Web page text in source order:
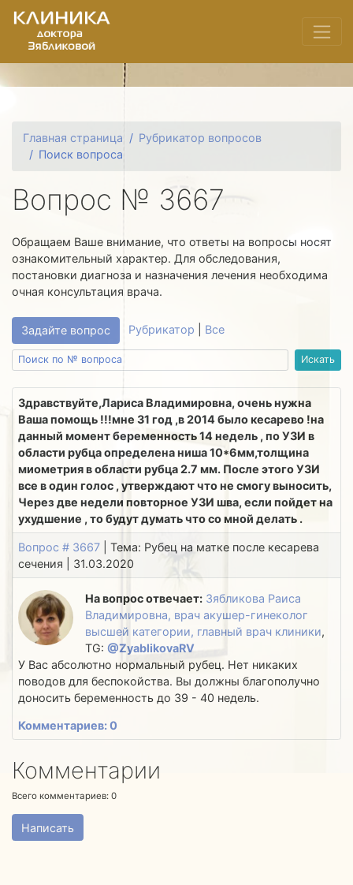
Главная страница
Рубрикатор вопросов
Поиск вопроса
Вопрос № 3667
Обращаем Ваше внимание, что ответы на вопросы носят
ознакомительный характер. Для обследования,
постановки диагноза и назначения лечения необходима
очная консультация врача.
Задайте вопрос Рубрикатор Все
Здравствуйте,Лариса Владимировна, очень нужна
Ваша помощь !!!мне 31 год ,в 2014 было кесарево !на
данный момент беременность 14 недель , по УЗИ в
области рубца определена ниша 10*6мм,толщина
миометрия в области рубца 2.7 мм. После этого УЗИ
все в один голос , утверждают что не смогу выносить,
Через две недели повторное УЗИ шва, если пойдет на
ухудшение , то будут думать что со мной делать .
Вопрос # 3667 | Тема: Рубец на матке после кесарева
сечения | 31.03.2020
На вопрос отвечает: Зябликова Раиса
Владимировна, врач акушер-гинеколог
высшей категории, главный врач клиники,
TG: @ZyablikovaRV
У Вас абсолютно нормальный рубец. Нет никаких
поводов для беспокойства. Вы должны благополучно
доносить беременность до 39 - 40 недель.
Комментариев: 0
Комментарии
Всего комментариев: 0
Написать